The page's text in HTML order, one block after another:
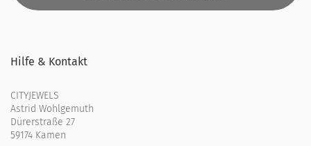
Hilfe & Kontakt
CITYJEWELS
Astrid Wohlgemuth
Dürerstraße 27
59174 Kamen